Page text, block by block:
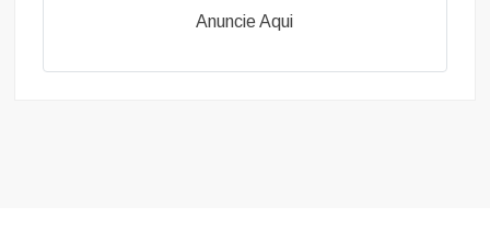
Anuncie Aqui